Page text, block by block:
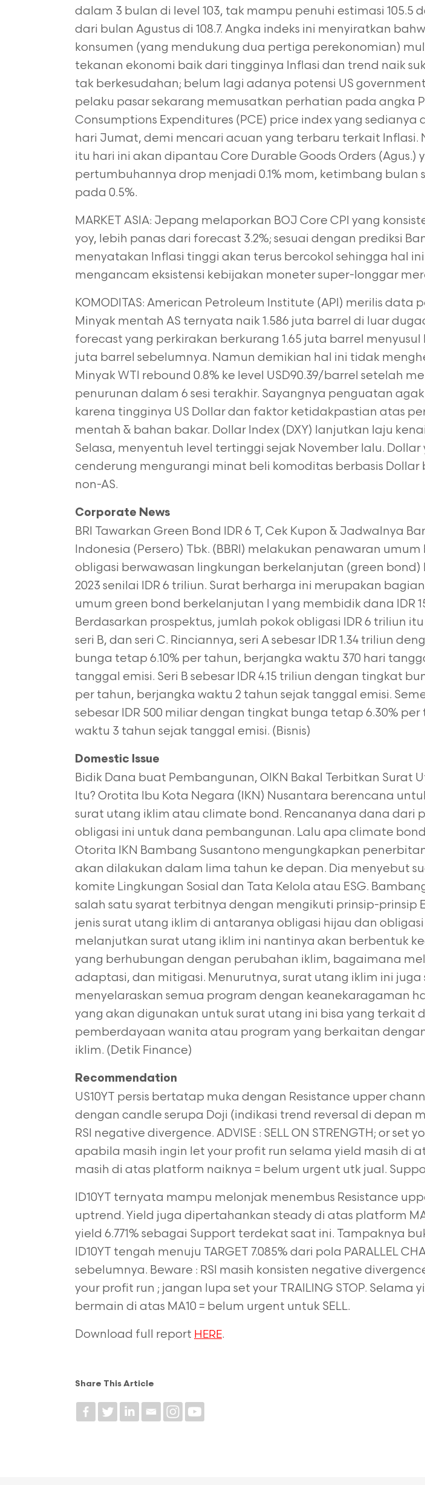
dalam 3 bulan di level 103, tak mampu penuhi estimasi 105.5
dari bulan Agustus di 108.7. Angka indeks ini menyiratkan
konsumen (yang mendukung dua pertiga perekonomian)
tekanan ekonomi baik dari tingginya Inflasi dan trend naik
tak berkesudahan; belum lagi adanya potensi US
pelaku pasar sekarang memusatkan perhatian pada angka
Consumptions Expenditures (PCE) price index yang sedianya
hari Jumat, demi mencari acuan yang terbaru terkait Inflasi.
itu hari ini akan dipantau Core Durable Goods Orders (Agus.)
pertumbuhannya drop menjadi 0.1% mom, ketimbang bulan
pada 0.5%.
MARKET ASIA: Jepang melaporkan BOJ Core CPI yang
yoy, lebih panas dari forecast 3.2%; sesuai dengan prediksi
menyatakan Inflasi tinggi akan terus bercokol sehingga hal
mengancam eksistensi kebijakan moneter super-longgar
KOMODITAS: American Petroleum Institute (API) merilis data
Minyak mentah AS ternyata naik 1.586 juta barrel di luar
forecast yang perkirakan berkurang 1.65 juta barrel menyusul
juta barrel sebelumnya. Namun demikian hal ini tidak
Minyak WTI rebound 0.8% ke level USD90.39/barrel setelah
penurunan dalam 6 sesi terakhir. Sayangnya penguatan
karena tingginya US Dollar dan faktor ketidakpastian atas
mentah & bahan bakar. Dollar Index (DXY) lanjutkan laju
Selasa, menyentuh level tertinggi sejak November lalu.
cenderung mengurangi minat beli komoditas berbasis Dollar
non-AS.
Corporate News
BRI Tawarkan Green Bond IDR 6 T, Cek Kupon & Jadwalnya
Indonesia (Persero) Tbk. (BBRI) melakukan penawaran
obligasi berwawasan lingkungan berkelanjutan (green bond)
2023 senilai IDR 6 triliun. Surat berharga ini merupakan
umum green bond berkelanjutan I yang membidik dana IDR
Berdasarkan prospektus, jumlah pokok obligasi IDR 6 triliun
seri B, dan seri C. Rinciannya, seri A sebesar IDR 1.34 triliun
bunga tetap 6.10% per tahun, berjangka waktu 370 hari
tanggal emisi. Seri B sebesar IDR 4.15 triliun dengan tingkat
per tahun, berjangka waktu 2 tahun sejak tanggal emisi.
sebesar IDR 500 miliar dengan tingkat bunga tetap 6.30%
waktu 3 tahun sejak tanggal emisi. (Bisnis)
Domestic Issue
Bidik Dana buat Pembangunan, OIKN Bakal Terbitkan Surat
Itu? Orotita Ibu Kota Negara (IKN) Nusantara berencana
surat utang iklim atau climate bond. Rencananya dana dari
obligasi ini untuk dana pembangunan. Lalu apa climate
Otorita IKN Bambang Susantono mengungkapkan
akan dilakukan dalam lima tahun ke depan. Dia menyebut
komite Lingkungan Sosial dan Tata Kelola atau ESG.
salah satu syarat terbitnya dengan mengikuti prinsip-prinsip
jenis surat utang iklim di antaranya obligasi hijau dan
melanjutkan surat utang iklim ini nantinya akan berbentuk
yang berhubungan dengan perubahan iklim, bagaimana
adaptasi, dan mitigasi. Menurutnya, surat utang iklim ini
menyelaraskan semua program dengan keanekaragaman
yang akan digunakan untuk surat utang ini bisa yang terkait
pemberdayaan wanita atau program yang berkaitan
iklim. (Detik Finance)
Recommendation
US10YT persis bertatap muka dengan Resistance upper
dengan candle serupa Doji (indikasi trend reversal di depan
RSI negative divergence. ADVISE : SELL ON STRENGTH; or set
apabila masih ingin let your profit run selama yield masih di
masih di atas platform naiknya = belum urgent utk jual.
ID10YT ternyata mampu melonjak menembus Resistance
uptrend. Yield juga dipertahankan steady di atas platform
yield 6.771% sebagai Support terdekat saat ini. Tampaknya
ID10YT tengah menuju TARGET 7.085% dari pola PARALLEL
sebelumnya. Beware : RSI masih konsisten negative
your profit run ; jangan lupa set your TRAILING STOP. Selama
bermain di atas MA10 = belum urgent untuk SELL.
Download full report HERE.
Share This Article